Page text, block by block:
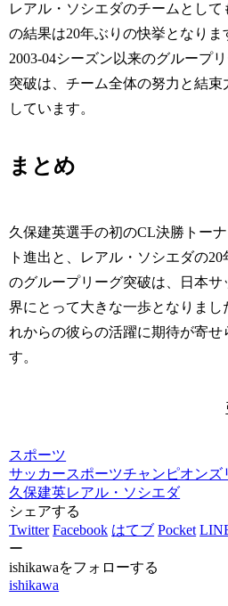
レアル・ソシエダのチームとして
の結果は20年ぶりの快挙となりま
2003-04シーズン以来のグループ
突破は、チーム全体の努力と結束
しています。
まとめ
久保建英選手の初のCL決勝トー
ト進出と、レアル・ソシエダの20
のグループリーグ突破は、日本サ
界にとって大きな一歩となりまし
れからの彼らの活躍に期待が寄せ
す。
スポーツ
サッカースポーツチャンピオンズ
久保建英レアル・ソシエダ
シェアする
Twitter Facebook はてブ Pocket
ー
ishikawaをフォローする
ishikawa